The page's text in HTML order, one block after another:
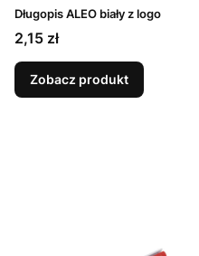
Długopis ALEO biały z logo
Cena
2,15 zł
Zobacz produkt